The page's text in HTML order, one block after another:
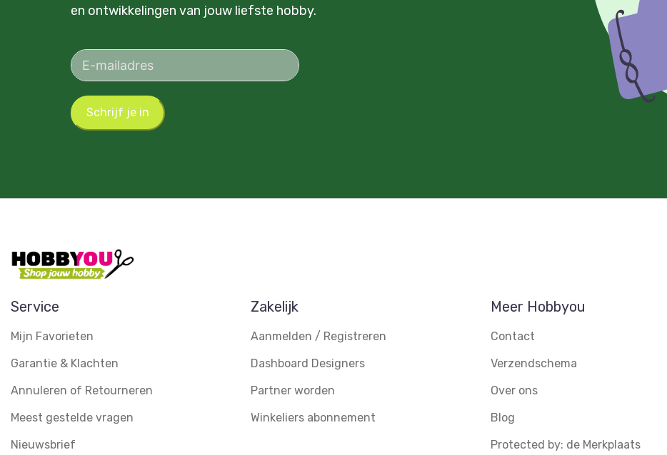
en ontwikkelingen van jouw liefste hobby.
Schrijf je in
Service
Mijn Favorieten
Garantie & Klachten
Annuleren of Retourneren
Meest gestelde vragen
Nieuwsbrief
Zakelijk
Aanmelden / Registreren
Dashboard Designers
Partner worden
Winkeliers abonnement
Meer Hobbyou
Contact
Verzendschema
Over ons
Blog
Protected by: de Merkplaats